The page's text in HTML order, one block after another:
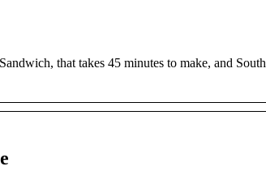
that takes 45 minutes to make, and South